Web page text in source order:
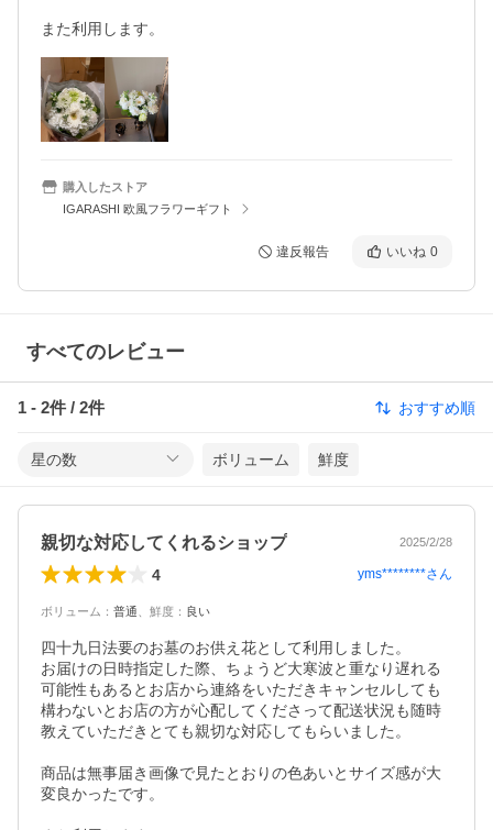
購入したストア
IGARASHI 欧風フラワーギフト
違反報告 いいね 0
すべてのレビュー
1 - 2件 / 2件 おすすめ順
星の数 ボリューム 鮮度
親切な対応してくれるショップ 2025/2/28
4 yms********さん
ボリューム ： 普通 鮮度 ： 良い
四十九日法要のお墓のお供え花として利用しました。
お届けの日時指定した際、ちょうど大寒波と重なり遅れる
可能性もあるとお店から連絡をいただきキャンセルしても
構わないとお店の方が心配してくださって配送状況も随時
教えていただきとても親切な対応してもらいました。
商品は無事届き画像で見たとおりの色あいとサイズ感が大
変良かったです。